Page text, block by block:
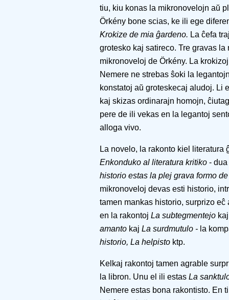
tiu, kiu konas la mikronovelojn aŭ
Örkény bone scias, ke ili ege
Krokize de mia ĝardeno. La ĉefa
grotesko kaj satireco. Tre gravas
mikronoveloj de Örkény. La
Nemere ne strebas ŝoki la
konstatoj aŭ groteskecaj aludoj. Li
kaj skizas ordinarajn homojn,
pere de ili vekas en la legantoj
alloga vivo.
La novelo, la rakonto kiel
Enkonduko al literatura kritiko -
historio estas la plej grava formo
mikronoveloj devas esti historio,
tamen mankas historio, surprizo
en la rakontoj La subtegmentejo
amanto kaj La surdmutulo - la
historio, La helpisto ktp.
Kelkaj rakontoj tamen agrable
la libron. Unu el ili estas La
Nemere estas bona rakontisto. En